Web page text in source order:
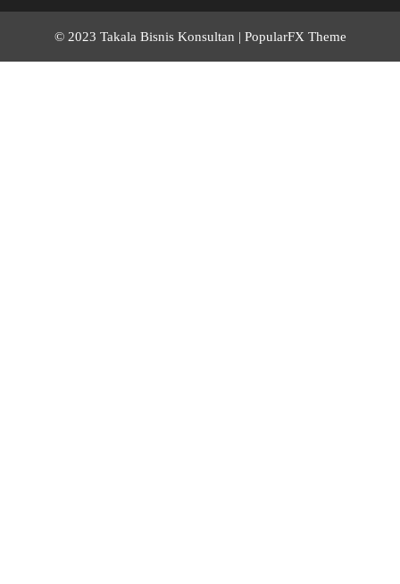
© 2023 Takala Bisnis Konsultan | PopularFX Theme